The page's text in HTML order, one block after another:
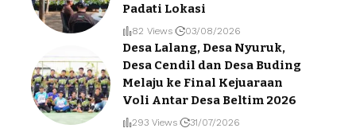
Padati Lokasi
82 Views 03/08/2026
Desa Lalang, Desa Nyuruk,
Desa Cendil dan Desa Buding
Melaju ke Final Kejuaraan
Voli Antar Desa Beltim 2026
293 Views 31/07/2026